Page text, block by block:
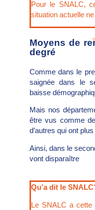
Pour le SNALC,
situation actuelle
Moyens de
degré
Comme dans le
saignée dans le
baisse
Mais nos
être vus comme
d’autres qui ont
Ainsi, dans le
vont disparaître
Qu’a dit le
Le SNALC a cette